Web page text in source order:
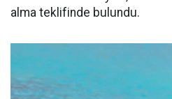
alma teklifinde bulundu.